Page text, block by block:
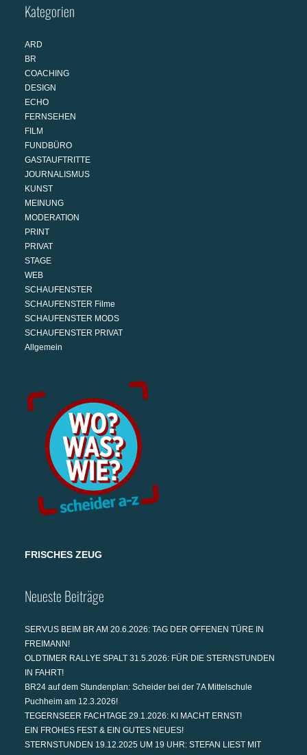
Kategorien
ARD
BR
COACHING
DESIGN
ECHO
FERNSEHEN
FILM
FUNDBÜRO
GASTAUFTRITTE
JOURNALISMUS
KUNST
MEINUNG
MODERATION
PRINT
PRIVAT
STAGE
WEB
SCHAUFENSTER
SCHAUFENSTER Filme
SCHAUFENSTER MODS
SCHAUFENSTER PRIVAT
Allgemein
FRISCHES ZEUG
Neueste Beiträge
SERVUS BEIM BR AM 20.6.2026: TAG DER OFFENEN TÜRE IN
FREIMANN!
OLDTIMER RALLYE SPALT 31.5.2026: FÜR DIE STERNSTUNDEN
IN FAHRT!
BR24 auf dem Stundenplan: Scheider bei der 7A Mittelschule
Puchheim am 12.3.2026!
TEGERNSEER FACHTAGE 29.1.2026: KI MACHT ERNST!
EIN FROHES FEST & EIN GUTES NEUES!
STERNSTUNDEN 19.12.2025 UM 19 UHR: STEFAN LIEST MIT